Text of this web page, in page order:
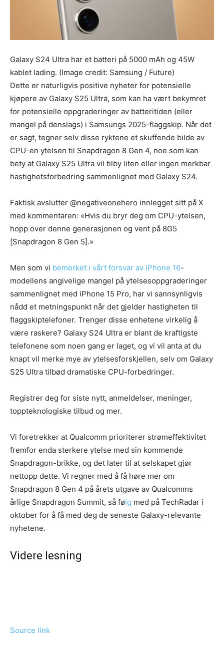
Galaxy S24 Ultra har et batteri på 5000 mAh og 45W
kablet lading. (Image credit: Samsung / Future)
Dette er naturligvis positive nyheter for potensielle
kjøpere av Galaxy S25 Ultra, som kan ha vært bekymret
for potensielle oppgraderinger av batteritiden (eller
mangel på denslags) i Samsungs 2025-flaggskip. Når det
er sagt, tegner selv disse ryktene et skuffende bilde av
CPU-en ytelsen til Snapdragon 8 Gen 4, noe som kan
bety at Galaxy S25 Ultra vil tilby liten eller ingen merkbar
hastighetsforbedring sammenlignet med Galaxy S24.
Faktisk avslutter @negativeonehero innlegget sitt på X
med kommentaren: «Hvis du bryr deg om CPU-ytelsen,
hopp over denne generasjonen og vent på 8G5
[Snapdragon 8 Gen 5].»
Men som vi bemerket i vårt forsvar av iPhone 16-
modellens angivelige mangel på ytelsesoppgraderinger
sammenlignet med iPhone 15 Pro, har vi sannsynligvis
nådd et metningspunkt når det gjelder hastigheten til
flaggskiptelefoner. Trenger disse enhetene virkelig å
være raskere? Galaxy S24 Ultra er blant de kraftigste
telefonene som noen gang er laget, og vi vil anta at du
knapt vil merke mye av ytelsesforskjellen, selv om Galaxy
S25 Ultra tilbød dramatiske CPU-forbedringer.
Registrer deg for siste nytt, anmeldelser, meninger,
toppteknologiske tilbud og mer.
Vi foretrekker at Qualcomm prioriterer strømeffektivitet
fremfor enda sterkere ytelse med sin kommende
Snapdragon-brikke, og det later til at selskapet gjør
nettopp dette. Vi regner med å få høre mer om
Snapdragon 8 Gen 4 på årets utgave av Qualcomms
årlige Snapdragon Summit, så følg med på TechRadar i
oktober for å få med deg de seneste Galaxy-relevante
nyhetene.
Videre lesning
Source link